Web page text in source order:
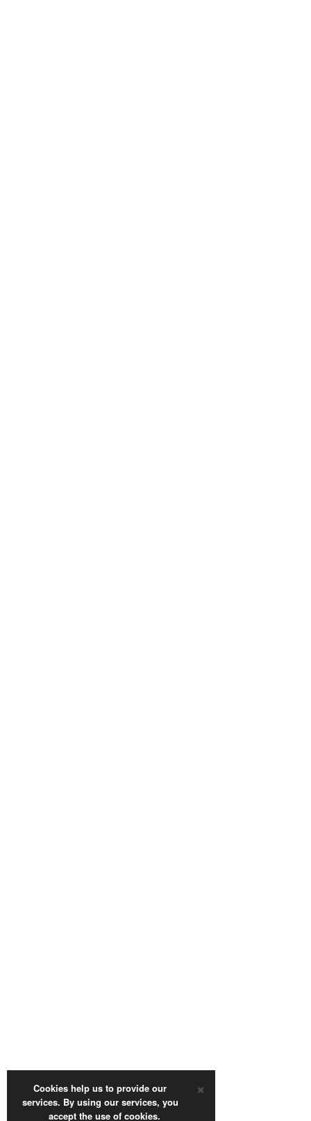
×
Cookies help us to provide our
services. By using our services, you
accept the use of cookies.